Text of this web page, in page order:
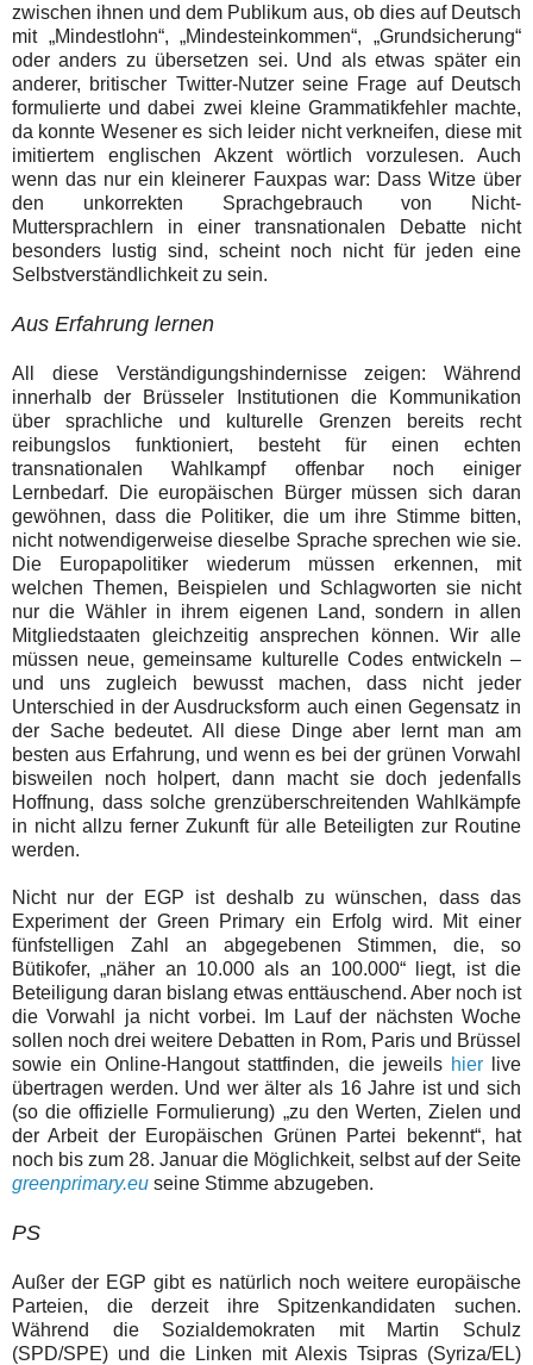
zwischen ihnen und dem Publikum aus, ob dies auf Deutsch
mit „Mindestlohn“, „Mindesteinkommen“, „Grundsicherung“
oder anders zu übersetzen sei. Und als etwas später ein
anderer, britischer Twitter-Nutzer seine Frage auf Deutsch
formulierte und dabei zwei kleine Grammatikfehler machte,
da konnte Wesener es sich leider nicht verkneifen, diese mit
imitiertem englischen Akzent wörtlich vorzulesen. Auch
wenn das nur ein kleinerer Fauxpas war: Dass Witze über
den unkorrekten Sprachgebrauch von Nicht-
Muttersprachlern in einer transnationalen Debatte nicht
besonders lustig sind, scheint noch nicht für jeden eine
Selbstverständlichkeit zu sein.
Aus Erfahrung lernen
All diese Verständigungshindernisse zeigen: Während
innerhalb der Brüsseler Institutionen die Kommunikation
über sprachliche und kulturelle Grenzen bereits recht
reibungslos funktioniert, besteht für einen echten
transnationalen Wahlkampf offenbar noch einiger
Lernbedarf. Die europäischen Bürger müssen sich daran
gewöhnen, dass die Politiker, die um ihre Stimme bitten,
nicht notwendigerweise dieselbe Sprache sprechen wie sie.
Die Europapolitiker wiederum müssen erkennen, mit
welchen Themen, Beispielen und Schlagworten sie nicht
nur die Wähler in ihrem eigenen Land, sondern in allen
Mitgliedstaaten gleichzeitig ansprechen können. Wir alle
müssen neue, gemeinsame kulturelle Codes entwickeln –
und uns zugleich bewusst machen, dass nicht jeder
Unterschied in der Ausdrucksform auch einen Gegensatz in
der Sache bedeutet. All diese Dinge aber lernt man am
besten aus Erfahrung, und wenn es bei der grünen Vorwahl
bisweilen noch holpert, dann macht sie doch jedenfalls
Hoffnung, dass solche grenzüberschreitenden Wahlkämpfe
in nicht allzu ferner Zukunft für alle Beteiligten zur Routine
werden.
Nicht nur der EGP ist deshalb zu wünschen, dass das
Experiment der Green Primary ein Erfolg wird. Mit einer
fünfstelligen Zahl an abgegebenen Stimmen, die, so
Bütikofer, „näher an 10.000 als an 100.000“ liegt, ist die
Beteiligung daran bislang etwas enttäuschend. Aber noch ist
die Vorwahl ja nicht vorbei. Im Lauf der nächsten Woche
sollen noch drei weitere Debatten in Rom, Paris und Brüssel
sowie ein Online-Hangout stattfinden, die jeweils hierlive
übertragen werden. Und wer älter als 16 Jahre ist und sich
(so die offizielle Formulierung) „zu den Werten, Zielen und
der Arbeit der Europäischen Grünen Partei bekennt“, hat
noch bis zum 28. Januar die Möglichkeit, selbst auf der Seite
greenprimary.eu seine Stimme abzugeben.
PS
Außer der EGP gibt es natürlich noch weitere europäische
Parteien, die derzeit ihre Spitzenkandidaten suchen.
Während die Sozialdemokraten mit Martin Schulz
(SPD/SPE) und die Linken mit Alexis Tsipras (Syriza/EL)